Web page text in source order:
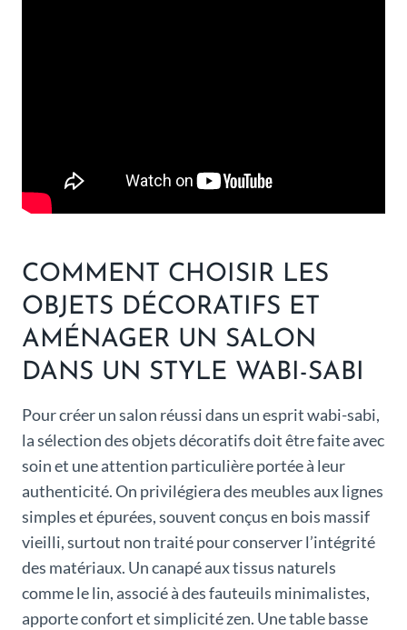
COMMENT CHOISIR LES
OBJETS DÉCORATIFS ET
AMÉNAGER UN SALON
DANS UN STYLE WABI-SABI
Pour créer un salon réussi dans un esprit wabi-sabi,
la sélection des objets décoratifs doit être faite avec
soin et une attention particulière portée à leur
authenticité. On privilégiera des meubles aux lignes
simples et épurées, souvent conçus en bois massif
vieilli, surtout non traité pour conserver l’intégrité
des matériaux. Un canapé aux tissus naturels
comme le lin, associé à des fauteuils minimalistes,
apporte confort et simplicité zen. Une table basse